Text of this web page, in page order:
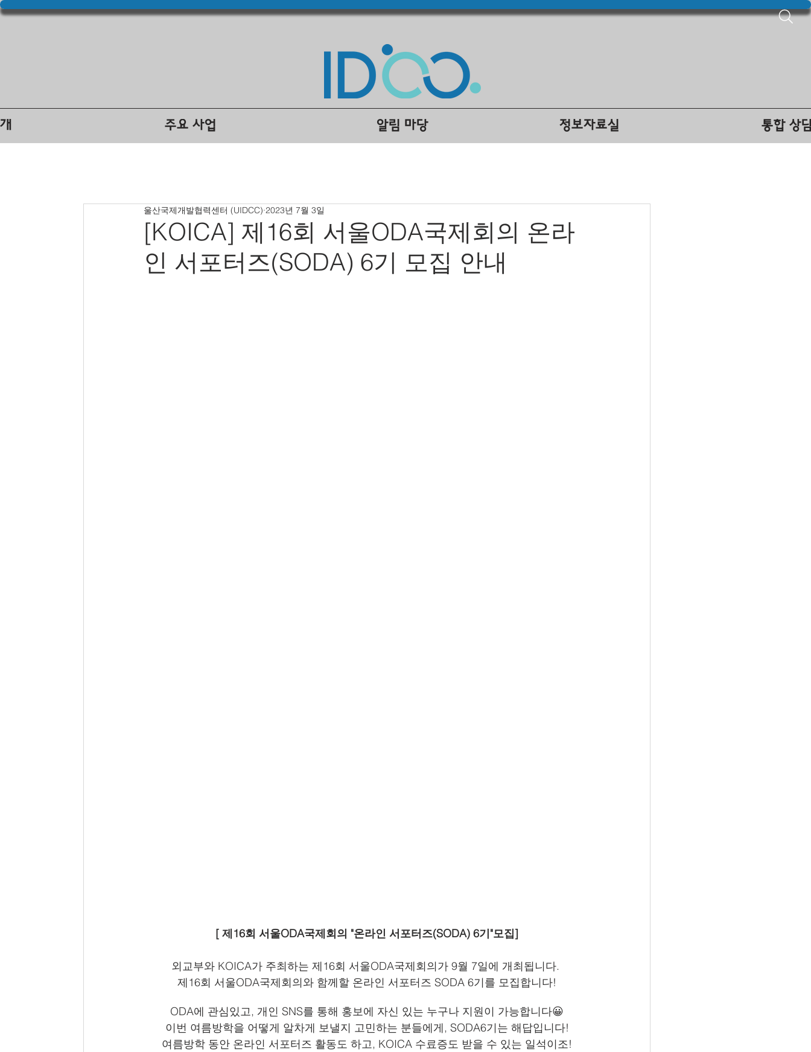
주요 사업 알림 마당 정보자료실 통합 상
[KOICA] 제16회 서울ODA국제회의 온라
인 서포터즈(SODA) 6기 모집 안내
울산국제개발협력센터 (UIDCC) 2023년 7월 3일
[ 제16회 서울ODA국제회의 "온라인 서포터즈(SODA) 6기"모집]
외교부와 KOICA가 주최하는 제16회 서울ODA국제회의가 9월 7일에 개최됩니다.
제16회 서울ODA국제회의와 함께할 온라인 서포터즈 SODA 6기를 모집합니다!
ODA에 관심있고, 개인 SNS를 통해 홍보에 자신 있는 누구나 지원이 가능합니다😀
이번 여름방학을 어떻게 알차게 보낼지 고민하는 분들에게, SODA6기는 해답입니다!
여름방학 동안 온라인 서포터즈 활동도 하고, KOICA 수료증도 받을 수 있는 일석이조!